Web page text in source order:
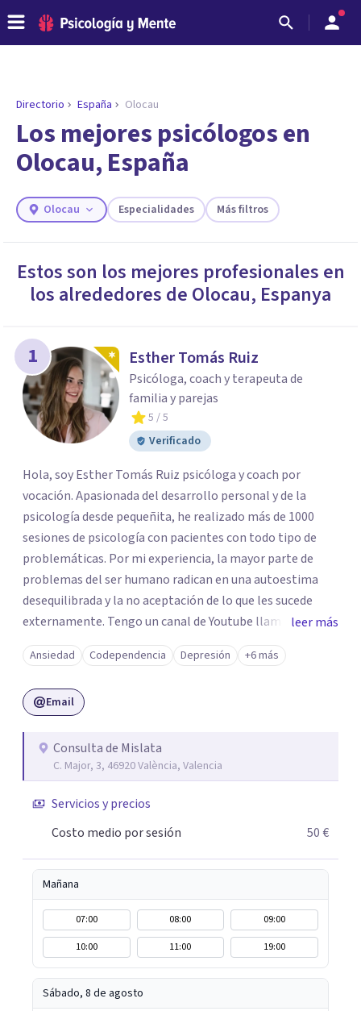
ENCONTRAR MI TERAPEUTA
¿Necesitas ayuda para encontrar el
psicólogo adecuado?
Responde a unas breves preguntas y te ofreceremos
necesidades.
Directorio España Olocau
Los mejores psicólogos en
Olocau, España
Olocau Especialidades Más filtros
Estos son los mejores profesionales en
los alrededores de Olocau, Espanya
1 Esther Tomás Ruiz
Psicóloga, coach y terapeuta de
familia y parejas
5 / 5
Verificado
Hola, soy Esther Tomás Ruiz psicóloga y coach por
vocación. Apasionada del desarrollo personal y de la
psicología desde pequeñita, he realizado más de 1000
sesiones de psicología con pacientes con todo tipo de
problemáticas. Por mi experiencia, la mayor parte de
problemas del ser humano radican en una autoestima
desequilibrada y la no aceptación de lo que les sucede
externamente. Tengo un canal de Youtube llamado
"Esther Psicóloga a tu lado" en el que comparto
gratuitamente mis conocimientos de psicología
mediante talleres de autoestima, dependencia
emocional, inteligencia emocional, comunicación
todas las terapias que he aprendido y sigo aprendiendo.
Me gustaría conocerte con una breve entrevista para
el que estés atravesando.
leer más
Ansiedad Codependencia Depresión +6 más
Email
Consulta de Mislata
C. Major, 3, 46920 València, Valencia
Servicios y precios
Costo medio por sesión
50 €
Mañana
07:00 08:00
09:00
10:00
11:00 19:00
Sábado, 8 de agosto